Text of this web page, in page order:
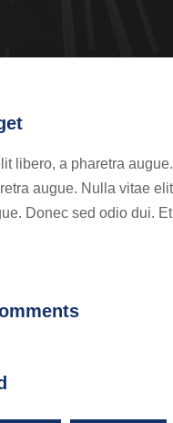
libero, a pharetra
augue. Nulla vitae
Donec sed odio dui.